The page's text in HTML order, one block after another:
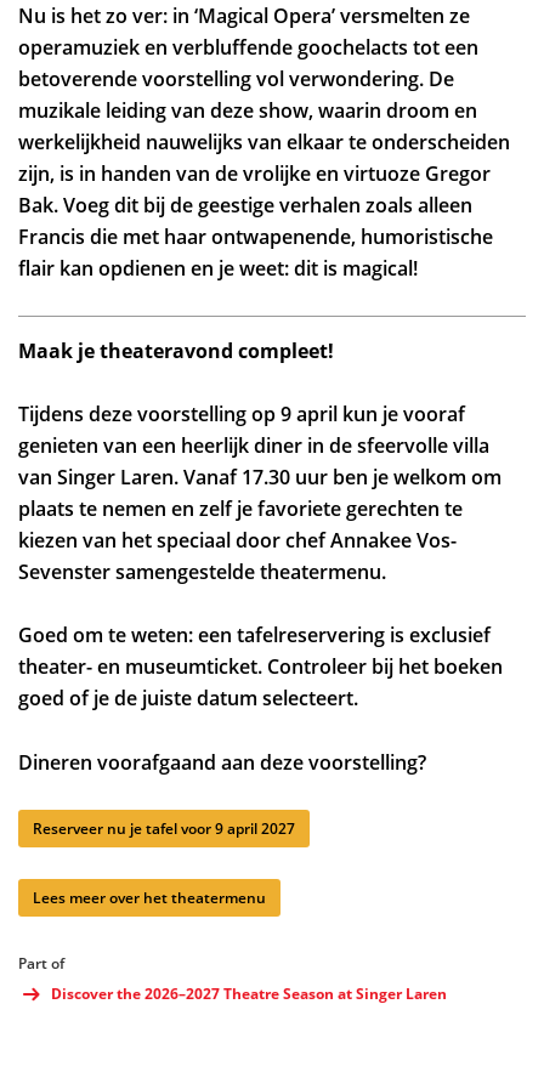
Nu is het zo ver: in ‘Magical Opera’ versmelten ze
operamuziek en verbluffende goochelacts tot een
betoverende voorstelling vol verwondering. De
muzikale leiding van deze show, waarin droom en
werkelijkheid nauwelijks van elkaar te onderscheiden
zijn, is in handen van de vrolijke en virtuoze Gregor
Bak. Voeg dit bij de geestige verhalen zoals alleen
Francis die met haar ontwapenende, humoristische
flair kan opdienen en je weet: dit is magical!
Maak je theateravond compleet!
Tijdens deze voorstelling op 9 april kun je vooraf
genieten van een heerlijk diner in de sfeervolle villa
van Singer Laren. Vanaf 17.30 uur ben je welkom om
plaats te nemen en zelf je favoriete gerechten te
kiezen van het speciaal door chef Annakee Vos-
Sevenster samengestelde theatermenu.
Goed om te weten: een tafelreservering is exclusief
theater- en museumticket. Controleer bij het boeken
goed of je de juiste datum selecteert.
Dineren voorafgaand aan deze voorstelling?
Reserveer nu je tafel voor 9 april 2027
Lees meer over het theatermenu
Part of
Discover the 2026–2027 Theatre Season at Singer Laren
in